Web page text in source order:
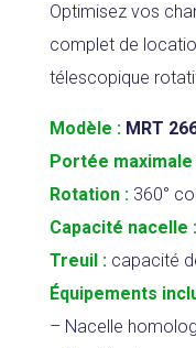
Optimisez vos
complet de
télescopique
Modèle : MRT
Portée maximale
Rotation :360°
Capacité nacelle :
Treuil :capacité
Équipements
– Nacelle